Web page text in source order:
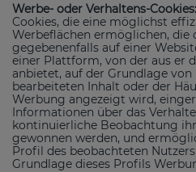
Werbe- oder Verhaltens-Cookies:
Cookies, die eine möglichst
Werbeflächen ermöglichen, die
gegebenenfalls auf einer
einer Plattform, von der aus er
anbietet, auf der Grundlage
bearbeiteten Inhalt oder der
Werbung angezeigt wird,
Informationen über das
kontinuierliche Beobachtung
gewonnen werden, und
Profil des beobachteten
Grundlage dieses Profils